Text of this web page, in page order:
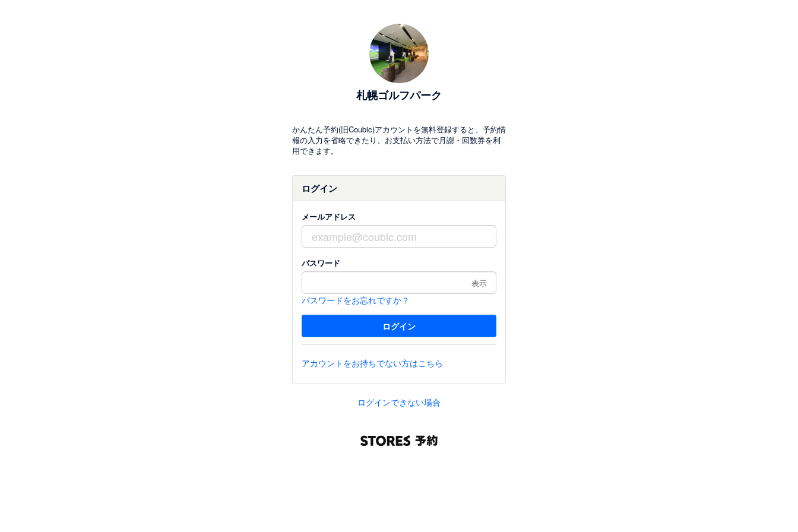
札幌ゴルフパーク
かんたん予約(旧Coubic)アカウントを無料登録すると、予約情
報の入力を省略できたり、お支払い方法で月謝・回数券を利
用できます。
ログイン
メールアドレス
パスワード
表示
パスワードをお忘れですか？
アカウントをお持ちでない方はこちら
ログインできない場合